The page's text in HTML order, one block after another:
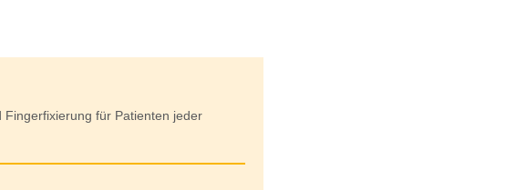
für Patienten jeder